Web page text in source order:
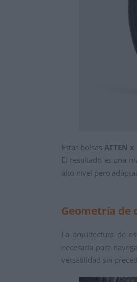
Estas bolsasATTEN
El resultado es una
alto nivel pero
Geometría de
La arquitectura de
necesaria para
versatilidad sin